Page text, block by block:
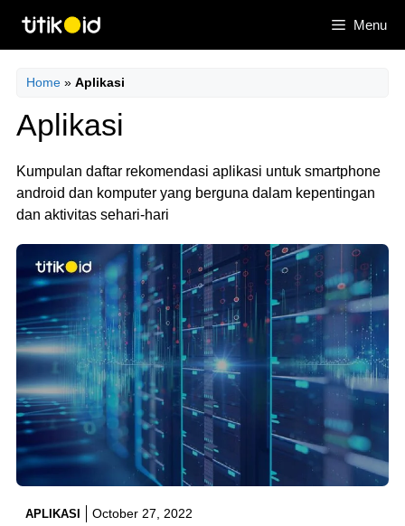
content
Menu
Home » Aplikasi
Aplikasi
Kumpulan daftar rekomendasi aplikasi untuk smartphone
android dan komputer yang berguna dalam kepentingan
dan aktivitas sehari-hari
APLIKASI October 27, 2022